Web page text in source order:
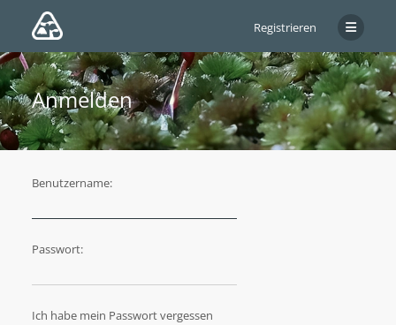
Registrieren
Anmelden
Benutzername:
Passwort:
Ich habe mein Passwort vergessen